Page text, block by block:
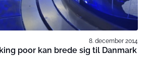
8. december 2014
poor kan brede sig til Danmark